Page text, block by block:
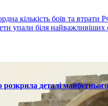
кількість боїв та
упали біля
деталі майбутнього